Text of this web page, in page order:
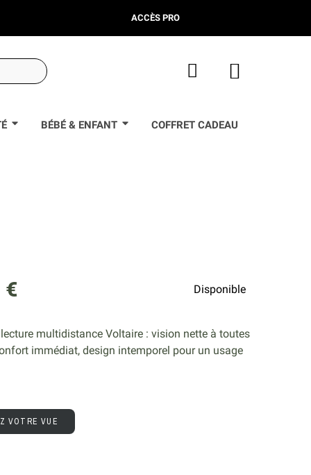
ACCÈS PRO
BÉBÉ & ENFANT COFFRET CADEAU
€ Disponible
multidistance Voltaire : vision nette à toutes
immédiat, design intemporel pour un usage
VOTRE VUE